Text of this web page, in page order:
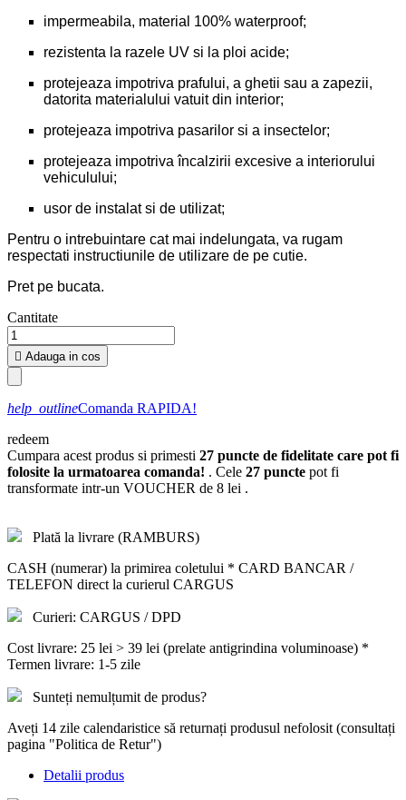
impermeabila, material 100% waterproof;
rezistenta la razele UV si la ploi acide;
protejeaza impotriva prafului, a ghetii sau a zapezii,
datorita materialului vatuit din interior;
protejeaza impotriva pasarilor si a insectelor;
protejeaza impotriva încalzirii excesive a interiorului
vehiculului;
usor de instalat si de utilizat;
Pentru o intrebuintare cat mai indelungata, va rugam
respectati instructiunile de utilizare de pe cutie.
Pret pe bucata.
Cantitate
 Adauga in cos
help_outlineComanda RAPIDA!
redeem
Cumpara acest produs si primesti 27 puncte de fidelitate care pot fi
folosite la urmatoarea comanda! . Cele 27 puncte pot fi
transformate intr-un VOUCHER de 8 lei .
Plată la livrare (RAMBURS)
CASH (numerar) la primirea coletului * CARD BANCAR /
TELEFON direct la curierul CARGUS
Curieri: CARGUS / DPD
Cost livrare: 25 lei > 39 lei (prelate antigrindina voluminoase) *
Termen livrare: 1-5 zile
Sunteți nemulțumit de produs?
Aveți 14 zile calendaristice să returnați produsul nefolosit (consultați
pagina "Politica de Retur")
Detalii produs